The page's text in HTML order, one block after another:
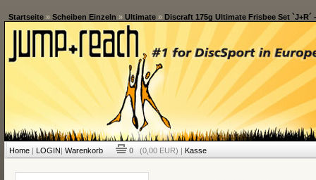
Startseite» Scheiben Einzeln » Ultimate» Discraft 175g Ultimate Frisbee Set `J+R´
Home| LOGIN| Warenkorb 0 (0,00 EUR) | Kasse